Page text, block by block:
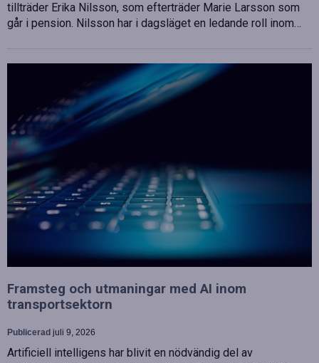
tillträder Erika Nilsson, som efterträder Marie Larsson som
går i pension. Nilsson har i dagsläget en ledande roll inom…
Framsteg och utmaningar med AI inom
transportsektorn
Publicerad juli 9, 2026
Artificiell intelligens har blivit en nödvändig del av